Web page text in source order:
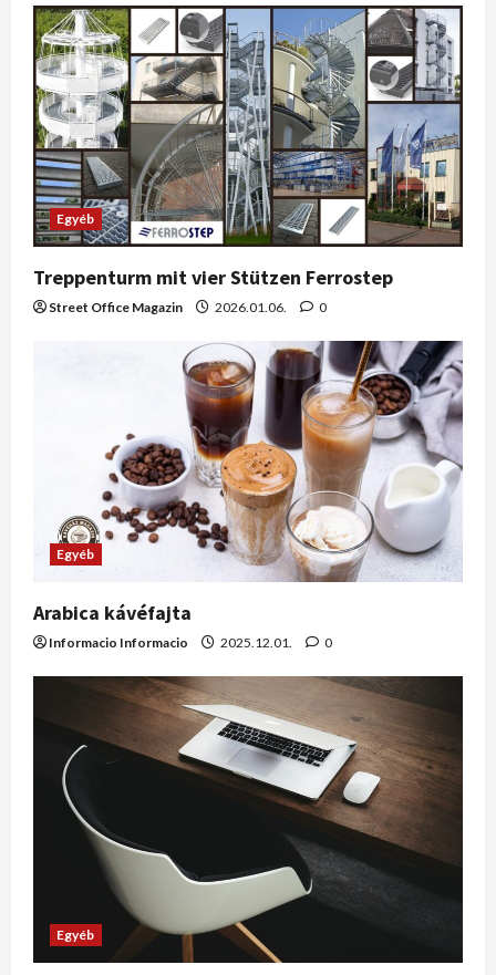
Egyéb
Treppenturm mit vier Stützen Ferrostep
Street Office Magazin 2026.01.06. 0
Egyéb
Arabica kávéfajta
Informacio Informacio 2025.12.01. 0
Egyéb